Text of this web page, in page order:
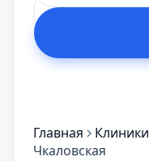
Главная Клиники
Чкаловская